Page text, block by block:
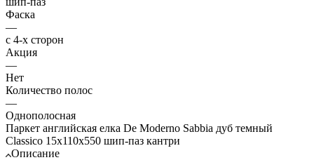
Фаска
—
с 4-х сторон
Акция
—
Нет
Количество полос
—
Однополосная
Паркет английская елка De Moderno Sabbia дуб темный
Classico 15х110х550 шип-паз кантри
Описание